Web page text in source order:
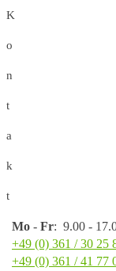
K
o
n
t
a
k
t
Mo - Fr: 9.00 -
+49 (0) 361 / 30 25
+49 (0) 361 / 41 77